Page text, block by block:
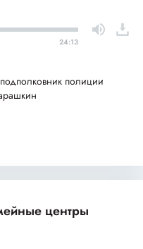
24:13
подполковник полиции
центры